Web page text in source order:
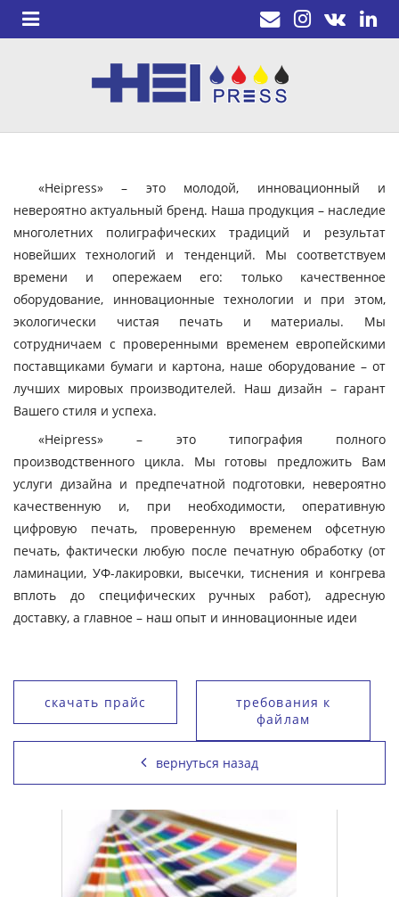
«Heipress» – это молодой, инновационный и
невероятно актуальный бренд. Наша продукция – наследие
многолетних полиграфических традиций и результат
новейших технологий и тенденций. Мы соответствуем
времени и опережаем его: только качественное
оборудование, инновационные технологии и при этом,
экологически чистая печать и материалы. Мы
сотрудничаем с проверенными временем европейскими
поставщиками бумаги и картона, наше оборудование – от
лучших мировых производителей. Наш дизайн – гарант
Вашего стиля и успеха.
«Heipress» – это типография полного
производственного цикла. Мы готовы предложить Вам
услуги дизайна и предпечатной подготовки, невероятно
качественную и, при необходимости, оперативную
цифровую печать, проверенную временем офсетную
печать, фактически любую после печатную обработку (от
ламинации, УФ-лакировки, высечки, тиснения и конгрева
вплоть до специфических ручных работ), адресную
доставку, а главное – наш опыт и инновационные идеи
скачать прайс
требования к
файлам
вернуться назад